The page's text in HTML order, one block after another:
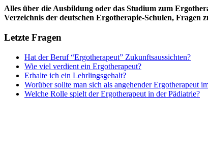
Alles über die Ausbildung oder das Studium zum
Verzeichnis der deutschen Ergotherapie-Schulen,
Letzte Fragen
Hat der Beruf “Ergotherapeut” Zukunftsaussichten?
Wie viel verdient ein Ergotherapeut?
Erhalte ich ein Lehrlingsgehalt?
Worüber sollte man sich als angehender Ergotherapeut
Welche Rolle spielt der Ergotherapeut in der Pädiatrie?